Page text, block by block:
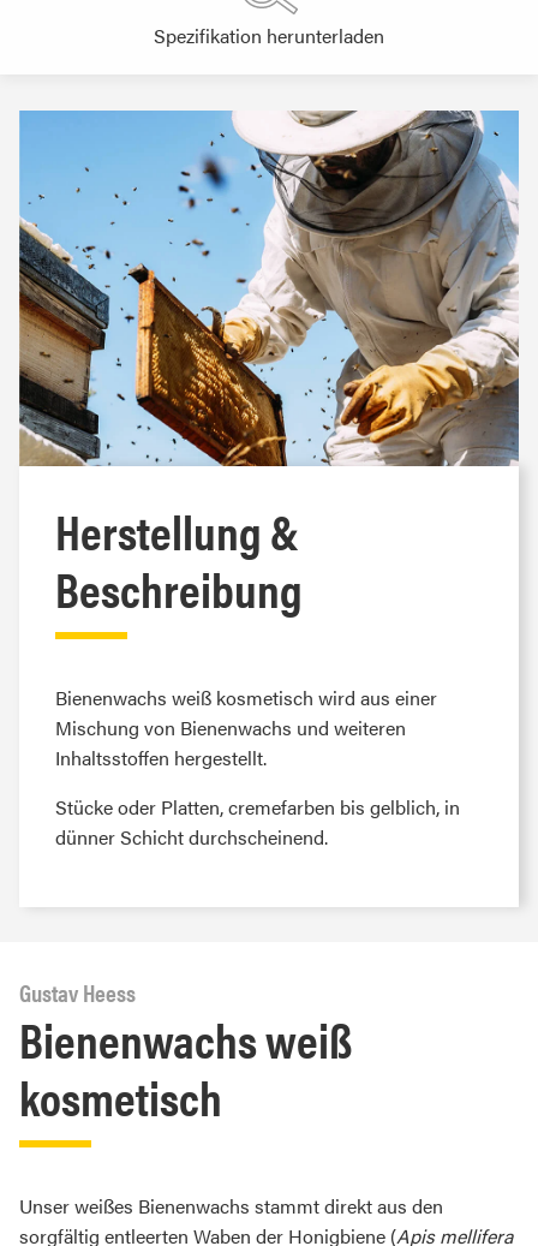
Spezifikation herunterladen
Herstellung &
Beschreibung
Bienenwachs weiß kosmetisch wird aus einer
Mischung von Bienenwachs und weiteren
Inhaltsstoffen hergestellt.
Stücke oder Platten, cremefarben bis gelblich, in
dünner Schicht durchscheinend.
Bienenwachs weiß
kosmetisch
Gustav Heess
Unser weißes Bienenwachs stammt direkt aus den
sorgfältig entleerten Waben der Honigbiene (Apis mellifera